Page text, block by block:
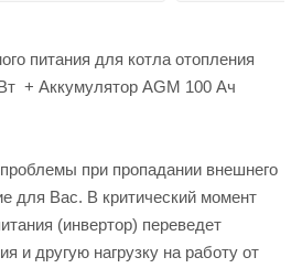
питания для котла отопления
+ Аккумулятор AGM 100 Ач
при пропадании внешнего
для Вас. В критический момент
(инвертор) переведет
и другую нагрузку на работу от